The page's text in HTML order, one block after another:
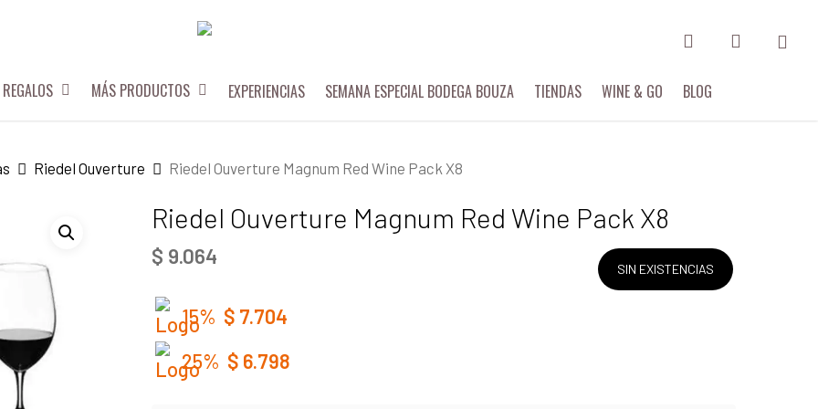
REGALOS MÁS PRODUCTOS EXPERIENCIAS SEMANA ESPECIAL BODEGA BOUZA TIENDAS WINE & GO BLOG
Riedel Ouverture Riedel Ouverture Magnum Red Wine Pack X8
Riedel Ouverture Magnum Red Wine Pack X8
$ 9.064
15% $ 7.704
25% $ 6.798
SIN EXISTENCIAS